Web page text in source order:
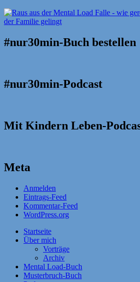
#nur30min-Buch bestellen
#nur30min-Podcast
Mit Kindern Leben-
Meta
Anmelden
Eintrags-Feed
Kommentar-Feed
WordPress.org
Startseite
Über mich
Vorträge
Archiv
Mental Load-Buch
Musterbruch-Buch